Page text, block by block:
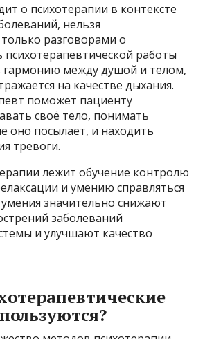
о психотерапии в контексте
нельзя
разговорами о
работы
гармонию между душой и телом,
на качестве дыхания.
поможет пациенту
своё тело, понимать
оно посылает, и находить
тревоги.
лежит обучение контролю
и умению справляться
умения значительно снижают
заболеваний
и улучшают качество